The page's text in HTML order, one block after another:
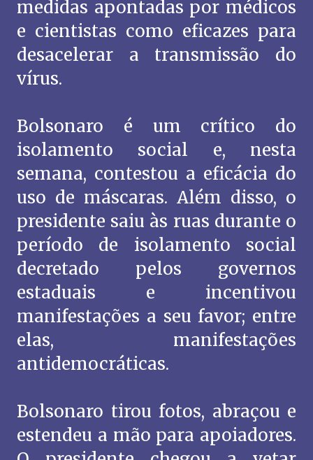
medidas apontadas por médicos
e cientistas como eficazes para
desacelerar a transmissão do
vírus.
Bolsonaro é um crítico do
isolamento social e, nesta
semana, contestou a eficácia do
uso de máscaras. Além disso, o
presidente saiu às ruas durante o
período de isolamento social
decretado pelos governos
estaduais e incentivou
manifestações a seu favor; entre
elas, manifestações
antidemocráticas.
Bolsonaro tirou fotos, abraçou e
estendeu a mão para apoiadores.